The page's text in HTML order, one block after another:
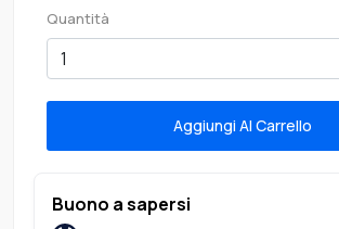
Quantità
Aggiungi Al Carrello
Buono a sapersi